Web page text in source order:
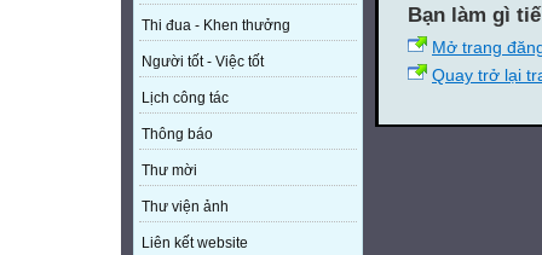
Thi đua - Khen thưởng
Người tốt - Việc tốt
Lịch công tác
Thông báo
Thư mời
Thư viện ảnh
Liên kết website
Bạn làm gì
Mở trang
Quay trở lại